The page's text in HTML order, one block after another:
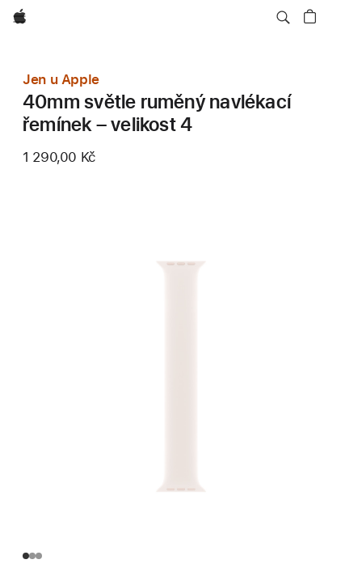
Apple
Jen u Apple
40mm světle ruměný navlékací
řemínek – velikost 4
1 290,00 Kč